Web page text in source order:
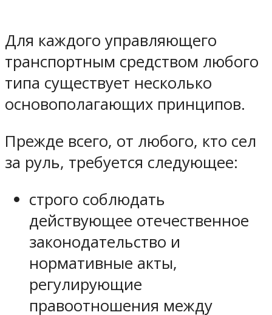
Для каждого управляющего
транспортным средством любого
типа существует несколько
основополагающих принципов.
Прежде всего, от любого, кто сел
за руль, требуется следующее:
строго соблюдать
действующее отечественное
законодательство и
нормативные акты,
регулирующие
правоотношения между